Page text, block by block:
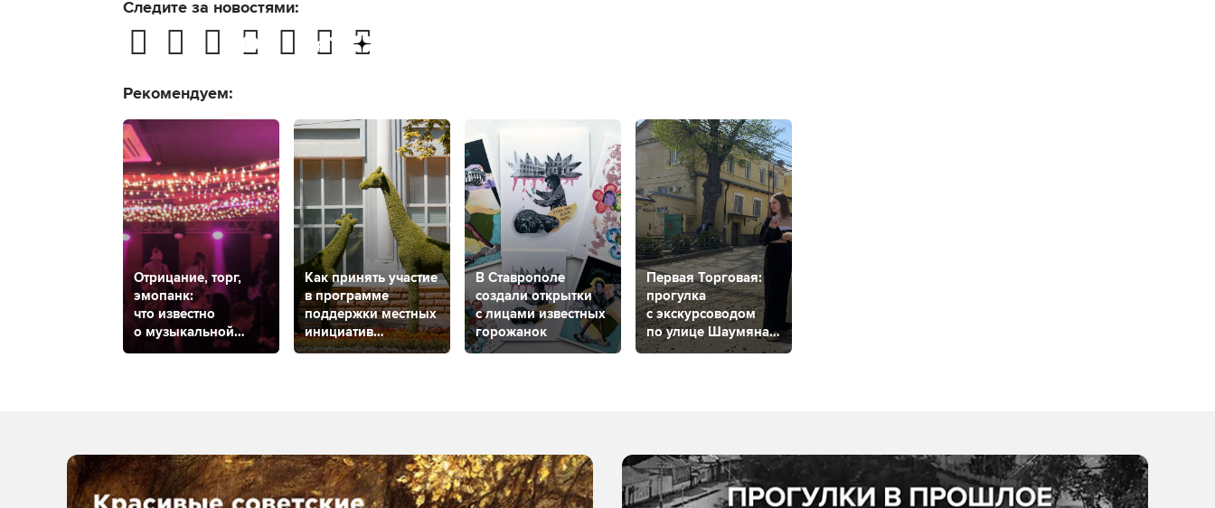
Следите за новостями:
Рекомендуем:
Отрицание, торг,
эмопанк:
что известно
о музыкальной
группе «Контроль»
Как принять участие
в программе
поддержки местных
инициатив
в Ставропольском
В Ставрополе
создали открытки
с лицами известных
горожанок
Первая Торговая:
прогулка
с экскурсоводом
по улице Шаумяна
в Ставрополе